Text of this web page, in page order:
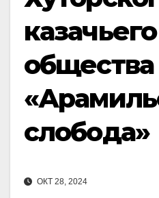
казачьего
общества
слобода»
ОКТ 28, 2024